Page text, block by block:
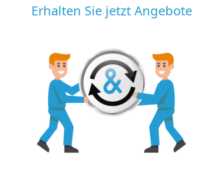
Erhalten Sie jetzt Angebote